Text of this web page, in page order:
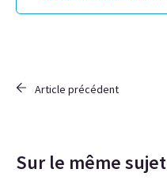
Article précédent
Sur le même sujet